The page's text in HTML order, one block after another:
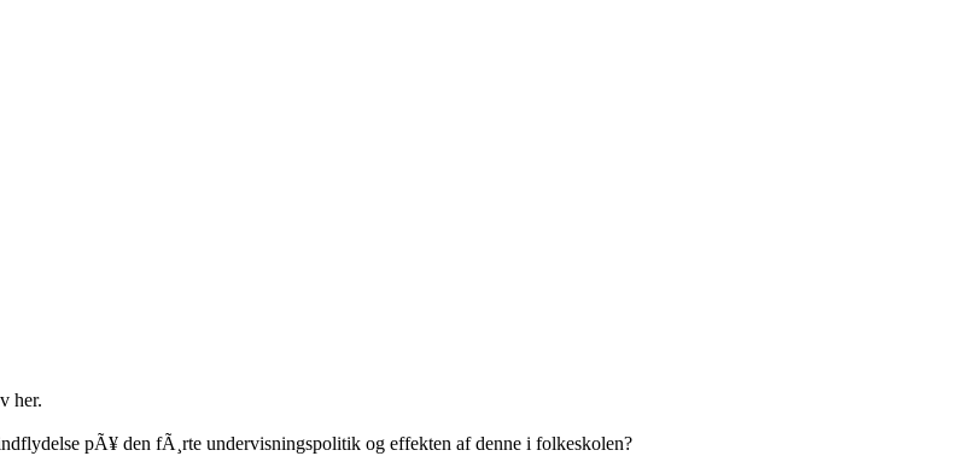
her.
pÃ¥ den fÃ¸rte undervisningspolitik og effekten af denne i folkeskolen?